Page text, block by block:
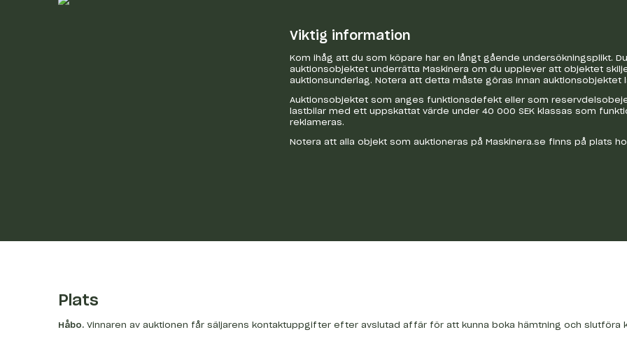
Viktig information
Kom ihåg att du som köpare har en långt gående undersökningsplikt.
auktionsobjektet underrätta Maskinera om du upplever att objektet
auktionsunderlag. Notera att detta måste göras innan auktionsobjektet
Auktionsobjektet som anges funktionsdefekt eller som
lastbilar med ett uppskattat värde under 40 000 SEK klassas som
reklameras.
Notera att alla objekt som auktioneras på Maskinera.se finns på plats
Plats
Håbo.Vinnaren av auktionen får säljarens kontaktuppgifter efter avslutad affär för att kunna boka hämtning och slutföra